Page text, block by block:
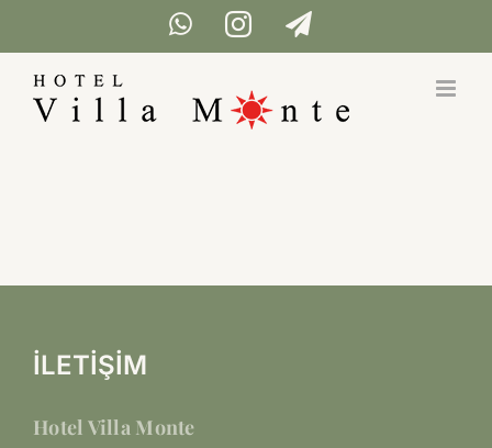
geç
WhatsApp
InstagramTelegram
İLETİŞİM
Hotel Villa Monte